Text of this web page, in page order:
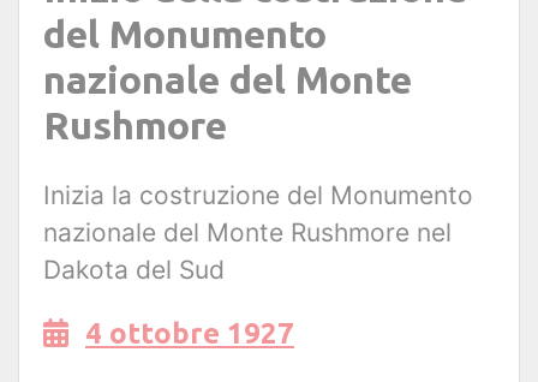
del Monumento
nazionale del Monte
Rushmore
Inizia la costruzione del Monumento
nazionale del Monte Rushmore nel
Dakota del Sud
4 ottobre 1927